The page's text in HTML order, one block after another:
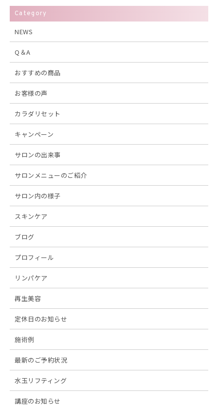
Category
NEWS
Q＆A
おすすめの商品
お客様の声
カラダリセット
キャンペーン
サロンの出来事
サロンメニューのご紹介
サロン内の様子
スキンケア
ブログ
プロフィール
リンパケア
再生美容
定休日のお知らせ
施術例
最新のご予約状況
水玉リフティング
講座のお知らせ